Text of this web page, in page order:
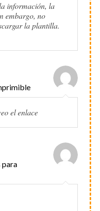
información, la
embargo, no
la plantilla.
el enlace
para